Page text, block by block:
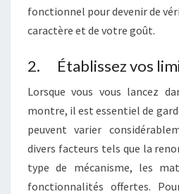
fonctionnel pour devenir de
caractère et de votre goût.
2. Établissez vos
Lorsque vous vous lancez
montre, il est essentiel de
peuvent varier
divers facteurs tels que la
type de mécanisme, les
fonctionnalités offertes.